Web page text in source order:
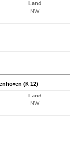
Land
NW
(K 12)
Land
NW